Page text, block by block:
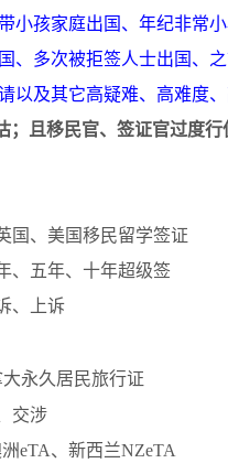
小孩家庭出国、年纪非常
、多次被拒签人士出国、
以及其它高疑难、高难度、
；且移民官、签证官过度
国、美国移民留学签证
、五年、十年超级签
、上诉
大永久居民旅行证
交涉
eTA、新西兰NZeTA